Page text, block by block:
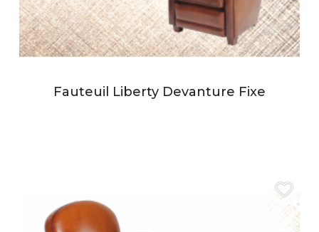
Fauteuil Liberty Devanture Fixe